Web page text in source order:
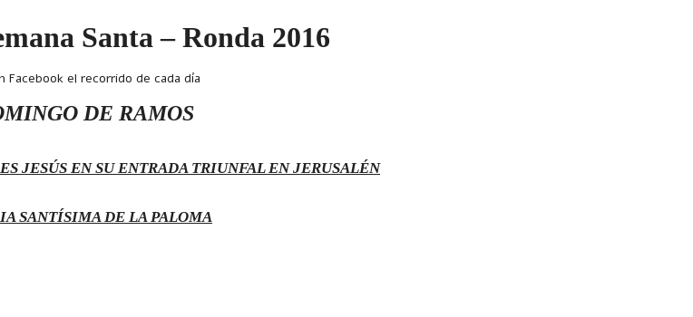
Santa – Ronda 2016
Facebook el recorrido de cada día
DE RAMOS
JESÚS EN SU ENTRADA TRIUNFAL EN JERUSALÉN
SANTÍSIMA DE LA PALOMA